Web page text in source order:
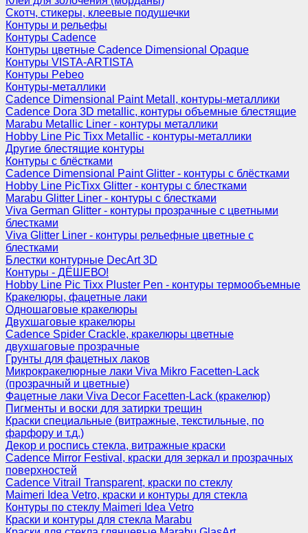
Скотч, стикеры, клеевые подушечки
Контуры и рельефы
Контуры Cadence
Контуры цветные Cadence Dimensional Opaque
Контуры VISTA-ARTISTA
Контуры Pebeo
Контуры-металлики
Cadence Dimensional Paint Metall, контуры-металлики
Cadence Dora 3D metallic, контуры объемные блестящие
Marabu Metallic Liner - контуры металлики
Hobby Line Pic Tixx Metallic - контуры-металлики
Другие блестящие контуры
Контуры с блёстками
Cadence Dimensional Paint Glitter - контуры с блёстками
Hobby Line PicTixx Glitter - контуры с блестками
Marabu Glitter Liner - контуры с блестками
Viva German Glitter - контуры прозрачные с цветными
блестками
Viva Glitter Liner - контуры рельефные цветные с
блестками
Блестки контурные DecArt 3D
Контуры - ДЁШЕВО!
Hobby Line Pic Tixx Pluster Pen - контуры термообъемные
Кракелюры, фацетные лаки
Одношаговые кракелюры
Двухшаговые кракелюры
Cadence Spider Crackle, кракелюры цветные
двухшаговые прозрачные
Грунты для фацетных лаков
Микрокракелюрные лаки Viva Mikro Facetten-Lack
(прозрачный и цветные)
Фацетные лаки Viva Decor Facetten-Lack (кракелюр)
Пигменты и воски для затирки трещин
Краски специальные (витражные, текстильные, по
фарфору и т.д.)
Декор и роспись стекла, витражные краски
Cadence Mirror Festival, краски для зеркал и прозрачных
поверхностей
Cadence Vitrail Transparent, краски по стеклу
Maimeri Idea Vetro, краски и контуры для стекла
Контуры по стеклу Maimeri Idea Vetro
Краски и контуры для стекла Marabu